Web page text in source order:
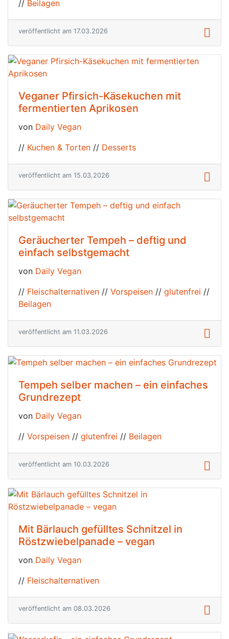
// Beilagen
veröffentlicht am 17.03.2026
Veganer Pfirsich-Käsekuchen mit
fermentierten Aprikosen
von Daily Vegan
// Kuchen & Torten // Desserts
veröffentlicht am 15.03.2026
Geräucherter Tempeh – deftig und
einfach selbstgemacht
von Daily Vegan
// Fleischalternativen // Vorspeisen // glutenfrei //
Beilagen
veröffentlicht am 11.03.2026
Tempeh selber machen – ein einfaches
Grundrezept
von Daily Vegan
// Vorspeisen // glutenfrei // Beilagen
veröffentlicht am 10.03.2026
Mit Bärlauch gefülltes Schnitzel in
Röstzwiebelpanade – vegan
von Daily Vegan
// Fleischalternativen
veröffentlicht am 08.03.2026